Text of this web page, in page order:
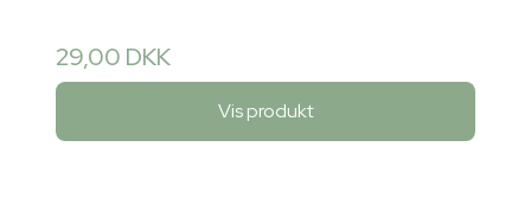
29,00 DKK
Vis produkt